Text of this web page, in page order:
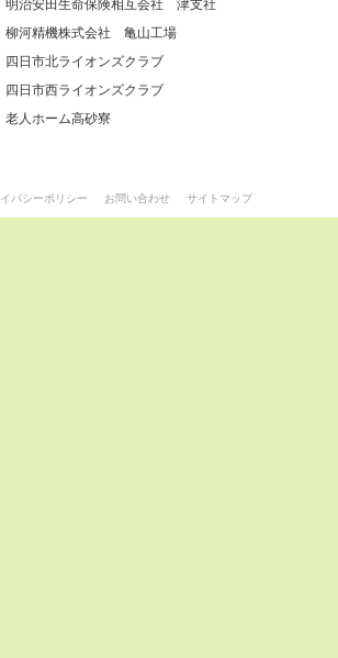
明治安田生命保険相互会社 津支社
柳河精機株式会社 亀山工場
四日市北ライオンズクラブ
四日市西ライオンズクラブ
老人ホーム高砂寮
バシーポリシー お問い合わせ サイトマップ